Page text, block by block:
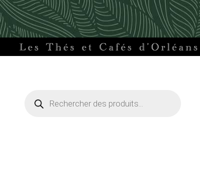
produits